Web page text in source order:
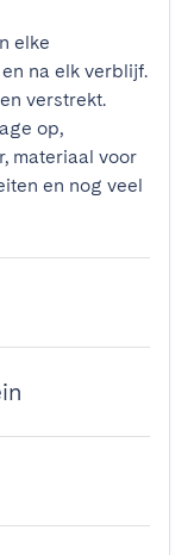
elke
na elk verblijf.
verstrekt.
op,
materiaal voor
en nog veel